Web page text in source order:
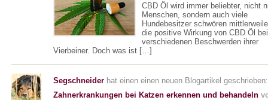
CBD Öl wird immer beliebter, nicht
Menschen, sondern auch viele
Hundebesitzer schwören
die positive Wirkung von CBD Öl bei
verschiedenen Beschwerden ihrer
Vierbeiner. Doch was ist […]
Segschneider hat einen einen neuen Blogartikel geschrieben:
Zahnerkrankungen bei Katzen erkennen und behandeln